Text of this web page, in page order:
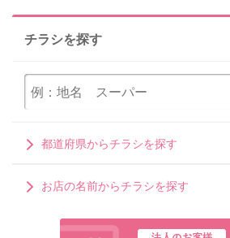
チラシを探す
都道府県からチラシを探す
お店の名前からチラシを探す